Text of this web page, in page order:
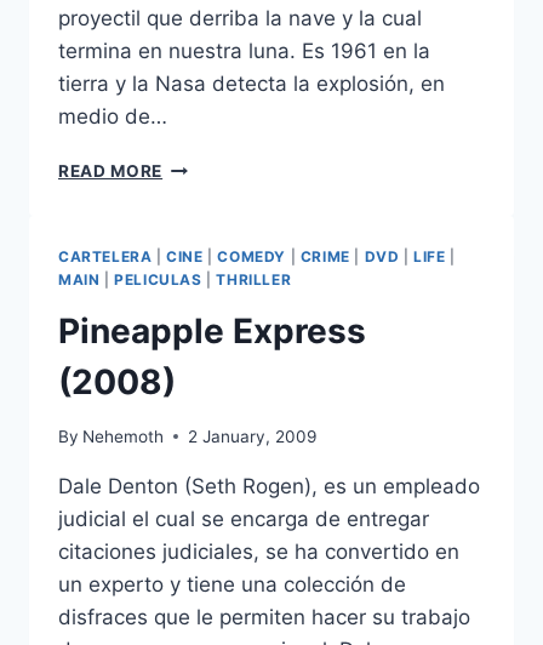
proyectil que derriba la nave y la cual
termina en nuestra luna. Es 1961 en la
tierra y la Nasa detecta la explosión, en
medio de…
READ MORE TRANSFORMERS:
MOON
(2011)
CARTELERA |CINE |COMEDY CRIME DVD |LIFE
MAIN |PELICULAS |THRILLER
Pineapple Express
(2008)
By Nehemoth 2 January, 2009
Dale Denton (Seth Rogen), es un empleado
judicial el cual se encarga de entregar
citaciones judiciales, se ha convertido en
un experto y tiene una colección de
disfraces que le permiten hacer su trabajo